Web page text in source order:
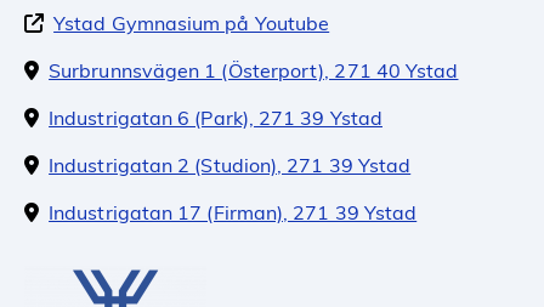
Ystad Gymnasium på Youtube
Surbrunnsvägen 1 (Österport), 271 40 Ystad
Industrigatan 6 (Park), 271 39 Ystad
Industrigatan 2 (Studion), 271 39 Ystad
Industrigatan 17 (Firman), 271 39 Ystad